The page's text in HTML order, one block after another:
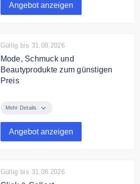
Angebot anzeigen
Gültig bis 31.08.2026
Mode, Schmuck und
Beautyprodukte zum günstigen
Preis
von Zuhause Mode, Schmuck und
Preis.
Mehr Details
Angebot anzeigen
Gültig bis 31.08.2026